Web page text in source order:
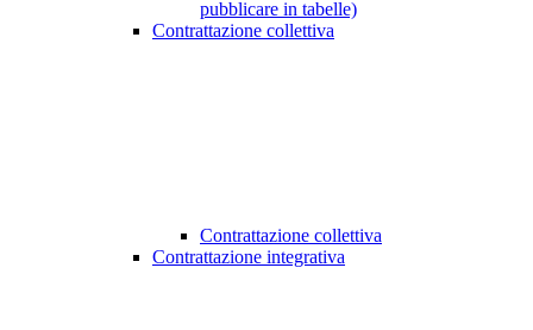
pubblicare in tabelle)
Contrattazione collettiva
Contrattazione collettiva
Contrattazione integrativa